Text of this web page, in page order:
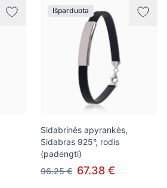
Išparduota
Sidabrinės apyrankės,
Sidabras 925°, rodis
(padengti)
96.25 € 67.38 €